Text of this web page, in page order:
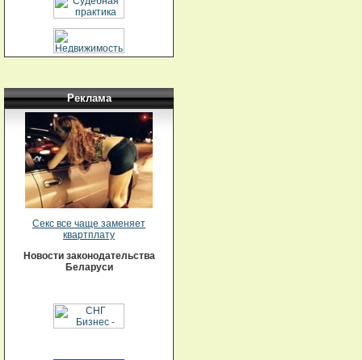
Реклама
Секс все чаще заменяет
квартплату
Новости законодательства
Беларуси